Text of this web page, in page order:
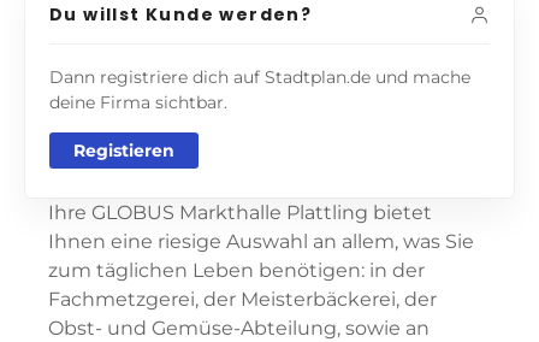
Du willst Kunde werden?
Dann registriere dich auf Stadtplan.de und mache
deine Firma sichtbar.
Registieren
Ihre GLOBUS Markthalle Plattling bietet
Ihnen eine riesige Auswahl an allem, was Sie
zum täglichen Leben benötigen: in der
Fachmetzgerei, der Meisterbäckerei, der
Obst- und Gemüse-Abteilung, sowie an